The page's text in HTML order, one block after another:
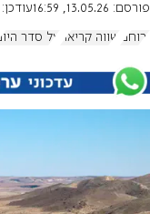
פורסם: 13.05.26, 16:59 עודכן:
ירוחם שווה קריאה על סדר היום